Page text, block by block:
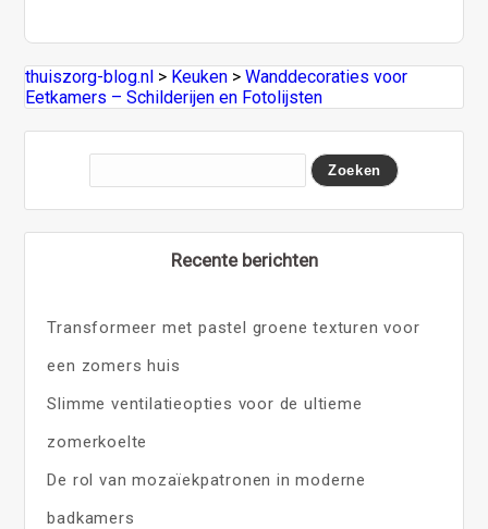
thuiszorg-blog.nl > Keuken >Wanddecoraties voor
Eetkamers – Schilderijen en Fotolijsten
Recente berichten
Transformeer met pastel groene texturen voor
een zomers huis
Slimme ventilatieopties voor de ultieme
zomerkoelte
De rol van mozaïekpatronen in moderne
badkamers